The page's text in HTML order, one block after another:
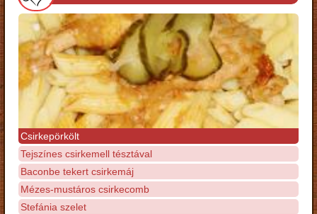
Csirkepörkölt
Tejszínes csirkemell tésztával
Baconbe tekert csirkemáj
Mézes-mustáros csirkecomb
Stefánia szelet